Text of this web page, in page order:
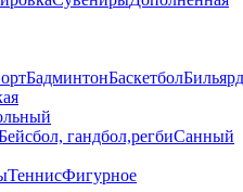
БадминтонБаскетболБильярд
гандбол,регбиСанный
ТеннисФигурное